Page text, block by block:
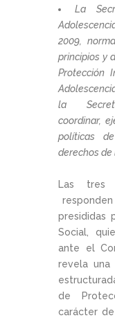
La
2009,
principios y
la
coordinar,
políticas
derechos de
Las tres
presididas
Social,
ante el
revela una
de
carácter